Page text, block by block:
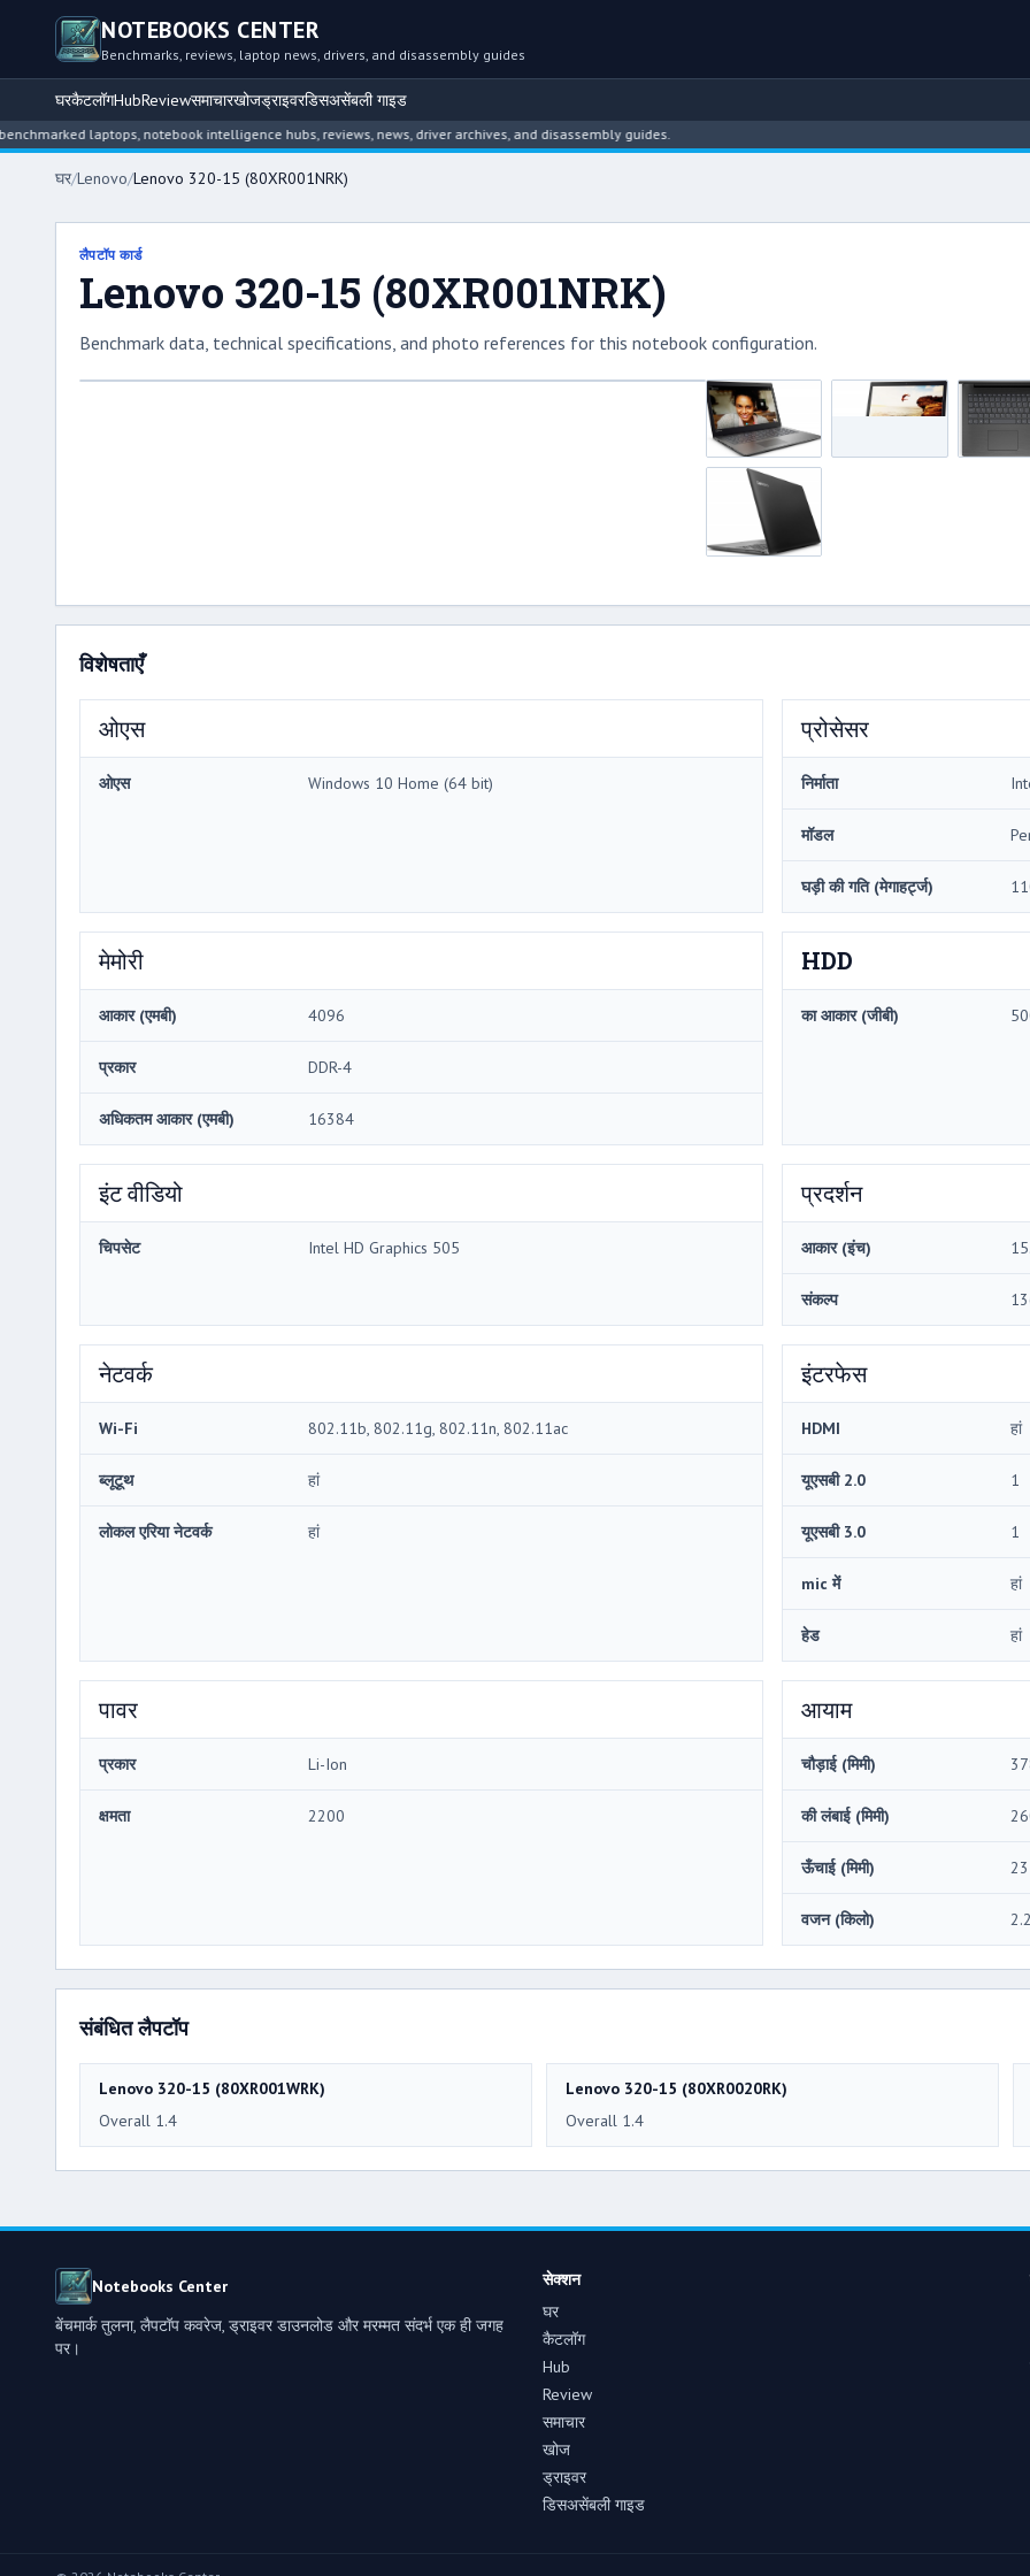
NOTEBOOKS CENTER
Benchmarks, reviews, laptop news, drivers, and disassembly guides
घरकैटलॉगHubReviewसमाचारखोजड्राइवरडिसअसेंबली गाइड
laptops, notebook intelligence hubs, reviews, news, driver archives, and disassembly guides.
घर/Lenovo/Lenovo 320-15 (80XR001NRK)
लैपटॉप कार्ड
Lenovo 320-15 (80XR001NRK)
Benchmark data, technical specifications, and photo references for this notebook configuration.
विशेषताएँ
ओएस
ओएस Windows 10 Home (64 bit)
प्रोसेसर
निर्माता
मॉडल
घड़ी की गति (मेगाहर्ट्ज)
मेमोरी
आकार (एमबी) 4096
प्रकार DDR-4
अधिकतम आकार (एमबी) 16384
HDD
का आकार (जीबी)
इंट वीडियो
चिपसेट Intel HD Graphics 505
प्रदर्शन
आकार (इंच)
संकल्प
नेटवर्क
Wi-Fi 802.11b, 802.11g, 802.11n, 802.11ac
ब्लूटूथ हां
लोकल एरिया नेटवर्क हां
इंटरफेस
HDMI हां
यूएसबी 2.0 1
यूएसबी 3.0 1
mic में हां
हेड हां
पावर
प्रकार Li-Ion
क्षमता 2200
आयाम
चौड़ाई (मिमी)
की लंबाई (मिमी)
ऊँचाई (मिमी) 23
वजन (किलो) 2.2
संबंधित लैपटॉप
Lenovo 320-15 (80XR001WRK)
Overall 1.4
Lenovo 320-15 (80XR0020RK)
Overall 1.4
Notebooks Center
बेंचमार्क तुलना, लैपटॉप कवरेज, ड्राइवर डाउनलोड और मरम्मत संदर्भ एक ही जगह
पर।
सेक्शन
घर
कैटलॉग
Hub
Review
समाचार
खोज
ड्राइवर
डिसअसेंबली गाइड